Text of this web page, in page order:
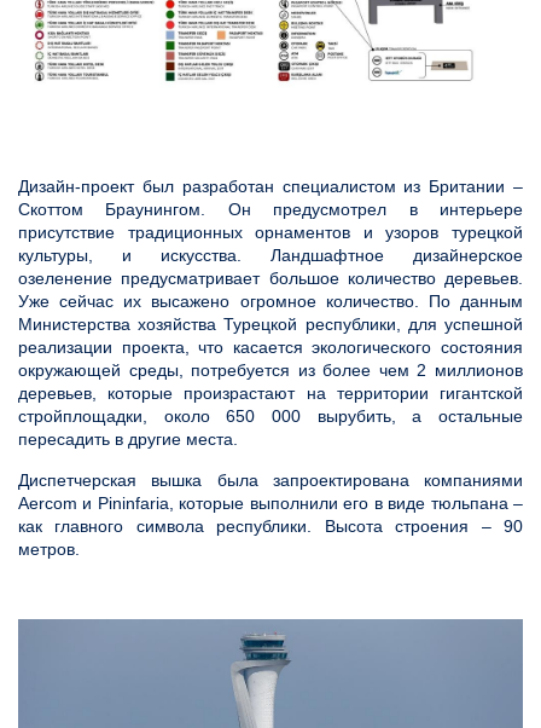
Дизайн-проект был разработан специалистом из Британии –
Скоттом Браунингом. Он предусмотрел в интерьере
присутствие традиционных орнаментов и узоров турецкой
культуры, и искусства. Ландшафтное дизайнерское
озеленение предусматривает большое количество деревьев.
Уже сейчас их высажено огромное количество. По данным
Министерства хозяйства Турецкой республики, для успешной
реализации проекта, что касается экологического состояния
окружающей среды, потребуется из более чем 2 миллионов
деревьев, которые произрастают на территории гигантской
стройплощадки, около 650 000 вырубить, а остальные
пересадить в другие места.
Диспетчерская вышка была запроектирована компаниями
Aercom и Pininfaria, которые выполнили его в виде тюльпана –
как главного символа республики. Высота строения – 90
метров.